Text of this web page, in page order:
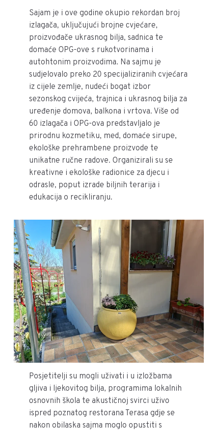
Sajam je i ove godine okupio rekordan broj
izlagača, uključujući brojne cvjećare,
proizvođače ukrasnog bilja, sadnica te
domaće OPG-ove s rukotvorinama i
autohtonim proizvodima. Na sajmu je
sudjelovalo preko 20 specijaliziranih cvjećara
iz cijele zemlje, nudeći bogat izbor
sezonskog cvijeća, trajnica i ukrasnog bilja za
uređenje domova, balkona i vrtova. Više od
60 izlagača i OPG-ova predstavljalo je
prirodnu kozmetiku, med, domaće sirupe,
ekološke prehrambene proizvode te
unikatne ručne radove. Organizirali su se
kreativne i ekološke radionice za djecu i
odrasle, poput izrade biljnih terarija i
edukacija o recikliranju.
Posjetitelji su mogli uživati i u izložbama
gljiva i ljekovitog bilja, programima lokalnih
osnovnih škola te akustičnoj svirci uživo
ispred poznatog restorana Terasa gdje se
nakon obilaska sajma moglo opustiti s